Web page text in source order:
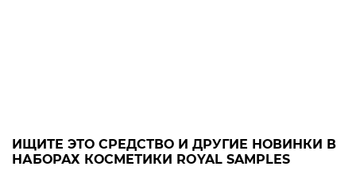
ИЩИТЕ ЭТО СРЕДСТВО И ДРУГИЕ НОВИНКИ В
НАБОРАХ КОСМЕТИКИ ROYAL SAMPLES